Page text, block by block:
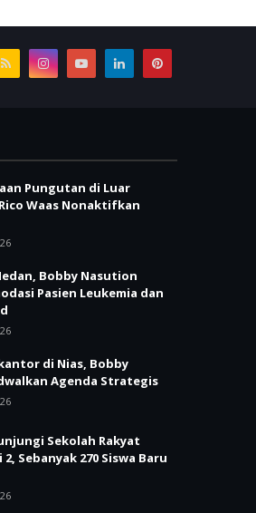
Pungutan di Luar
Waas Nonaktifkan
Bobby Nasution
Pasien Leukemia dan
di Nias, Bobby
Agenda Strategis
Sekolah Rakyat
Sebanyak 270 Siswa Baru